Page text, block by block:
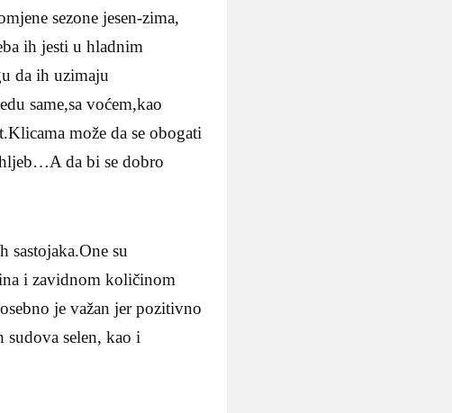
sezone jesen-zima,
ih jesti u hladnim
da ih uzimaju
same,sa voćem,kao
može da se obogati
da bi se dobro
sastojaka.One su
i zavidnom količinom
je važan jer pozitivno
sudova selen, kao i